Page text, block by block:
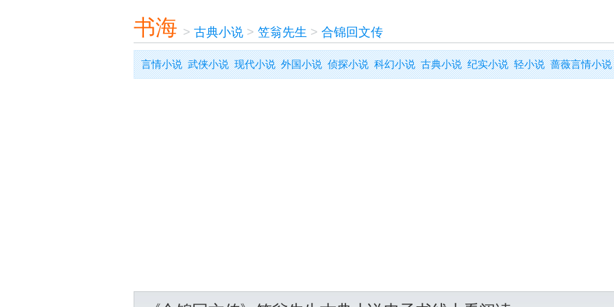
书海 > 古典小说> 笠翁先生 > 合锦回文传
言情小说 武侠小说 现代小说 外国小说 侦探小说 科幻小说 古典小说 纪实小说 轻小说 蔷薇言情小说